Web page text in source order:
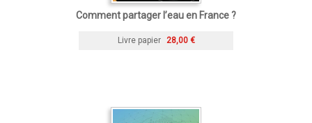
Comment partager l’eau en France ?
Livre papier 28,00 €